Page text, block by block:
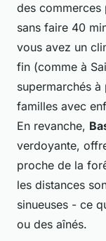
des commerces
sans faire 40
vous avez un
fin (comme à
supermarchés à
familles avec
En revanche,
verdoyante,
proche de la
les distances
sinueuses - ce
ou des aînés.